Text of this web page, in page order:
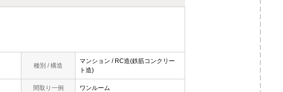
種別 / 構造
マンション / RC造(鉄筋コンクリー
ト造)
間取り一例 ワンルーム